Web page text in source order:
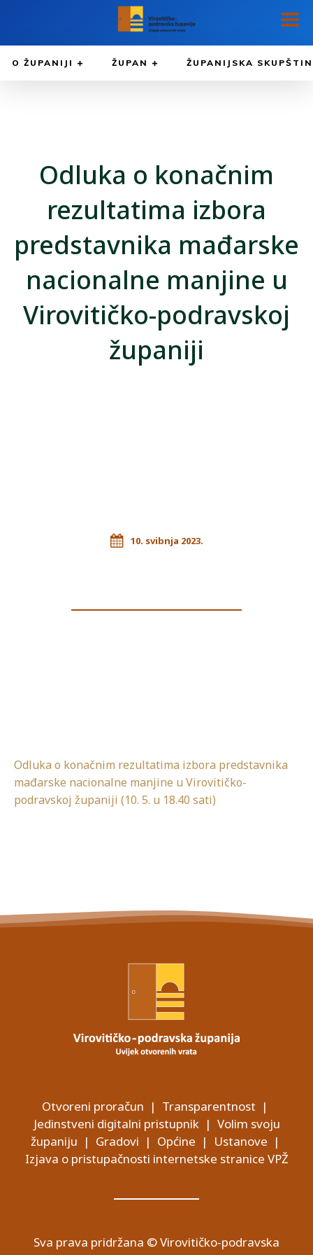
O ŽUPANIJI ŽUPAN ŽUPANIJSKA
Odluka o konačnim
rezultatima izbora
predstavnika mađarske
nacionalne manjine u
Virovitičko-podravskoj
županiji
10. svibnja 2023.
Odluka o konačnim rezultatima izbora predstavnika
mađarske nacionalne manjine u Virovitičko-
podravskoj županiji (10. 5. u 18.40 sati)
Otvoreni proračun | Transparentnost |
Jedinstveni digitalni pristupnik| Volim svoju
županiju | Gradovi | Općine | Ustanove |
Izjava o pristupačnosti internetske stranice VPŽ
Sva prava pridržana © Virovitičko-podravska